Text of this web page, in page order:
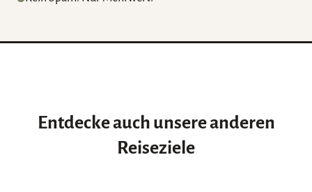
Entdecke auch unsere anderen
Reiseziele